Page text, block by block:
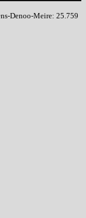
Denoo-Meire: 25.759